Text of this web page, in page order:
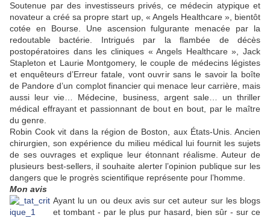
Soutenue par des investisseurs privés, ce médecin atypique et
novateur a créé sa propre start up, « Angels Healthcare », bientôt
cotée en Bourse. Une ascension fulgurante menacée par la
redoutable bactérie. Intrigués par la flambée de décès
postopératoires dans les cliniques « Angels Healthcare », Jack
Stapleton et Laurie Montgomery, le couple de médecins légistes
et enquêteurs d’Erreur fatale, vont ouvrir sans le savoir la boîte
de Pandore d’un complot financier qui menace leur carrière, mais
aussi leur vie… Médecine, business, argent sale… un thriller
médical effrayant et passionnant de bout en bout, par le maître
du genre.
Robin Cook vit dans la région de Boston, aux États-Unis. Ancien
chirurgien, son expérience du milieu médical lui fournit les sujets
de ses ouvrages et explique leur étonnant réalisme. Auteur de
plusieurs best-sellers, il souhaite alerter l’opinion publique sur les
dangers que le progrès scientifique représente pour l’homme.
Mon avis
Ayant lu un ou deux avis sur cet auteur sur les blogs
et tombant - par le plus pur hasard, bien sûr - sur ce